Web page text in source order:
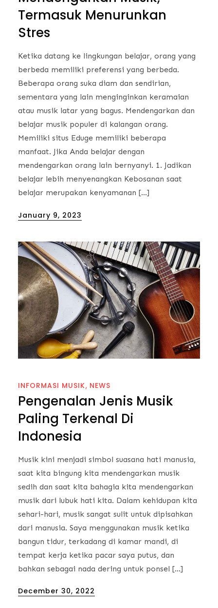
Termasuk Menurunkan
Stres
Ketika datang ke lingkungan belajar, orang yang
berbeda memiliki preferensi yang berbeda.
Beberapa orang suka diam dan sendirian,
sementara yang lain menginginkan keramaian
atau musik latar yang bagus. Mendengarkan dan
belajar musik populer di kalangan orang.
Memiliki situs Eduge memiliki beberapa
manfaat. Jika Anda belajar dengan
mendengarkan orang lain bernyanyi. 1. Jadikan
belajar lebih menyenangkan Kebosanan saat
belajar merupakan kenyamanan […]
Posted
January 9, 2023
INFORMASI MUSIK NEWS
Pengenalan Jenis Musik
Paling Terkenal Di
Indonesia
Musik kini menjadi simbol suasana hati manusia,
saat kita bingung kita mendengarkan musik
sedih dan saat kita bahagia kita mendengarkan
musik dari lubuk hati kita. Dalam kehidupan kita
sehari-hari, musik sangat sulit untuk dipisahkan
dari manusia. Saya menggunakan musik ketika
bangun tidur, terkadang di kamar mandi, di
tempat kerja ketika pacar saya putus, dan
bahkan sebagai nada dering untuk ponsel […]
Posted
December 30, 2022